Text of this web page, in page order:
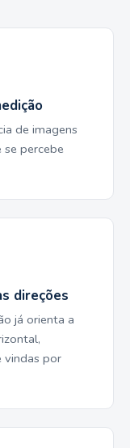
de imagens
se percebe
direções
já orienta a
vindas por